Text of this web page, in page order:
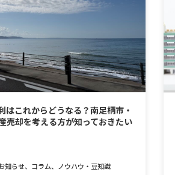
はこれからどうなる？南足柄市・
売却を考える方が知っておきたい
知らせ、 コラム、
ノウハウ・豆知識